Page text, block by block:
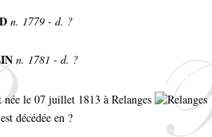
n. 1779 - d. ?
n. 1781 - d. ?
née le 07 juillet 1813 à Relanges
décédée en ?